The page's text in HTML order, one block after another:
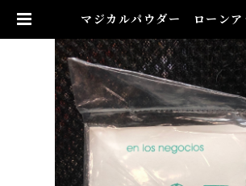
マジカルパウダー ローンア
N APPROVAL | Airies
al アイリスミスティカル マ
イリスの風水・本格白魔